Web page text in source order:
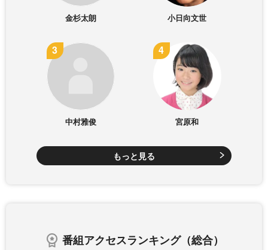
金杉太朗 小日向文世
中村雅俊 宮原和
もっと見る
番組アクセスランキング（総合）